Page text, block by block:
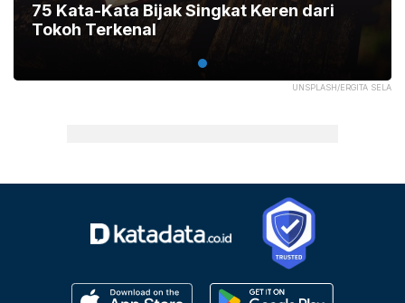
UNSPLASH/ERGITA SELA
75 Kata-Kata Bijak Singkat Keren dari
Tokoh Terkenal